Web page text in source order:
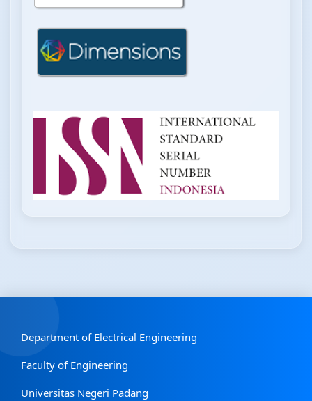
Department of Electrical Engineering
Faculty of Engineering
Universitas Negeri Padang